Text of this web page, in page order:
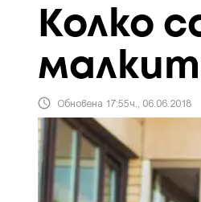
Колко
Обновена 17:55ч., 06.06.2018